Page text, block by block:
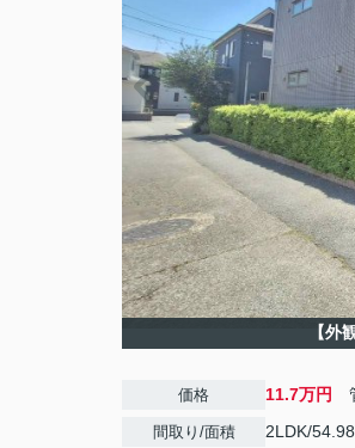
【外
価格 11.7万円
間取り/面積 2LDK/